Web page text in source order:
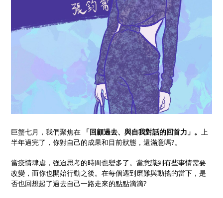
巨蟹七月，我們聚焦在 「回顧過去、與自我對話的回首力」。
上
半年過完了，你對自己的成果和目前狀態，還滿意嗎?。
當疫情肆虐，強迫思考的時間也變多了。當意識到有些事情需要
改變，而你也開始行動之後。在每個遇到磨難與動搖的當下，是
否也回想起了過去自己一路走來的點點滴滴?